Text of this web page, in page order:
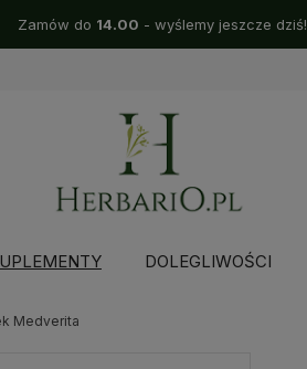
Zamów do 14.00 - wyślemy jeszcze dziś!
DOLEGLIWOŚCI
Medverita